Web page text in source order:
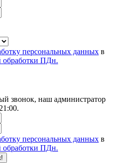
персональных данных в
обработки ПДн.
звонок, наш администратор
персональных данных в
обработки ПДн.